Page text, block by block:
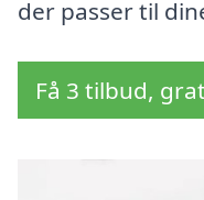
der passer til
Få 3 tilbud,